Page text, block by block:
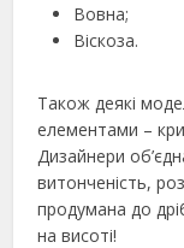
Вовна;
Віскоза.
Також деякі
елементами –
Дизайнери
витонченість,
продумана до
на висоті!